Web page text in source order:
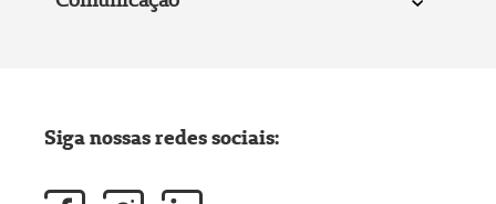
Siga nossas redes sociais: